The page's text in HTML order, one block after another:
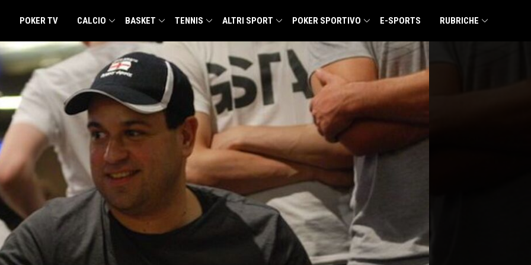
POKER TV CALCIO BASKET TENNIS ALTRI SPORT POKER SPORTIVO E-SPORTS RUBRICHE